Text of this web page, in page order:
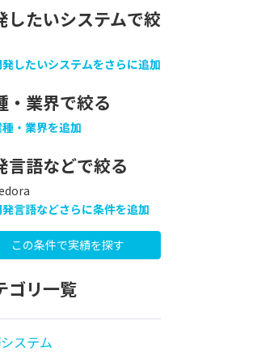
したいシステムで絞
発したいシステムをさらに追加
・業界で絞る
・業界を追加
言語などで絞る
発言語などさらに条件を追加
ゴリ一覧
ステム